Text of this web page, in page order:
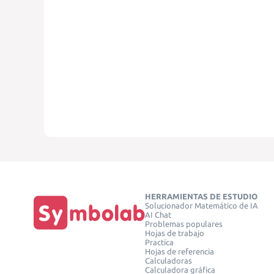
HERRAMIENTAS DE ESTUDIO
Solucionador Matemático de IA
AI Chat
Problemas populares
Hojas de trabajo
Practica
Hojas de referencia
Calculadoras
Calculadora gráfica